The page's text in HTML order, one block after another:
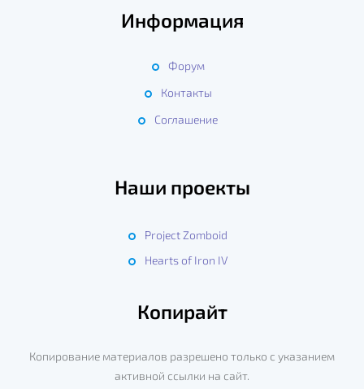
Информация
Форум
Контакты
Соглашение
Наши проекты
Project Zomboid
Hearts of Iron IV
Копирайт
Копирование материалов разрешено только с указанием
активной ссылки на сайт.